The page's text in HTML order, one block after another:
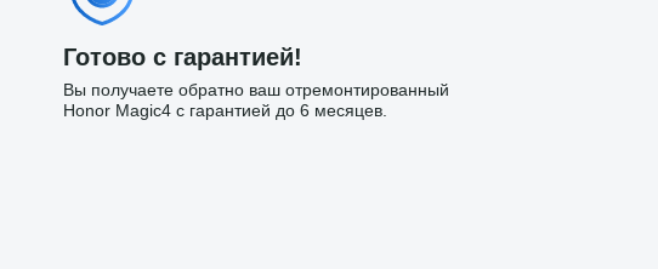
Готово с гарантией!
Вы получаете обратно ваш отремонтированный
Honor Magic4 с гарантией до 6 месяцев.